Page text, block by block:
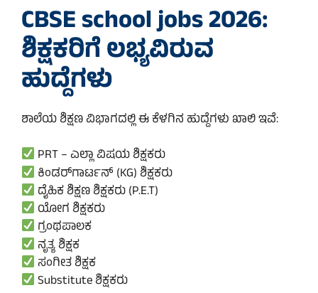
CBSE school jobs 2026:
ಶಿಕ್ಷಕರಿಗೆ ಲಭ್ಯವಿರುವ
ಹುದ್ದೆಗಳು
ಶಾಲೆಯ ಶಿಕ್ಷಣ ವಿಭಾಗದಲ್ಲಿ ಈ ಕೆಳಗಿನ ಹುದ್ದೆಗಳು ಖಾಲಿ ಇವೆ:
PRT – ಎಲ್ಲಾ ವಿಷಯ ಶಿಕ್ಷಕರು
ಕಿಂಡರ್‌ಗಾರ್ಟನ್ (KG) ಶಿಕ್ಷಕರು
ದೈಹಿಕ ಶಿಕ್ಷಣ ಶಿಕ್ಷಕರು (P.E.T)
ಯೋಗ ಶಿಕ್ಷಕರು
ಗ್ರಂಥಪಾಲಕ
ನೃತ್ಯ ಶಿಕ್ಷಕ
ಸಂಗೀತ ಶಿಕ್ಷಕ
Substitute ಶಿಕ್ಷಕರು